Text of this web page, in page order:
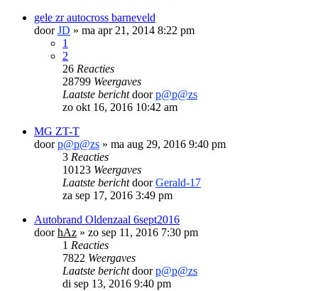
gele zr autocross barneveld
doorJD » ma apr 21, 2014 8:22 pm
1
2
26 Reacties
28799 Weergaves
Laatste berichtdoorp@p@zs
zo okt 16, 2016 10:42 am
MG ZT-T
doorp@p@zs » ma aug 29, 2016 9:40 pm
3 Reacties
10123 Weergaves
Laatste berichtdoorGerald-17
za sep 17, 2016 3:49 pm
Autobrand Oldenzaal 6sept2016
doorhAz » zo sep 11, 2016 7:30 pm
1 Reacties
7822 Weergaves
Laatste berichtdoorp@p@zs
di sep 13, 2016 9:40 pm